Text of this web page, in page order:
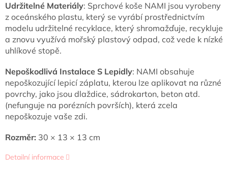
Udržitelné Materiály: Sprchové koše NAMI jsou vyrobeny
z oceánského plastu, který se vyrábí prostřednictvím
modelu udržitelné recyklace, který shromažďuje, recykluje
a znovu využívá mořský plastový odpad, což vede k nízké
uhlíkové stopě.
Nepoškodlivá Instalace S Lepidly: NAMI obsahuje
nepoškozující lepicí záplatu, kterou lze aplikovat na různé
povrchy, jako jsou dlaždice, sádrokarton, beton atd.
(nefunguje na porézních površích), která zcela
nepoškozuje vaše zdi.
Rozměr: 30 × 13 × 13 cm
Detailní informace